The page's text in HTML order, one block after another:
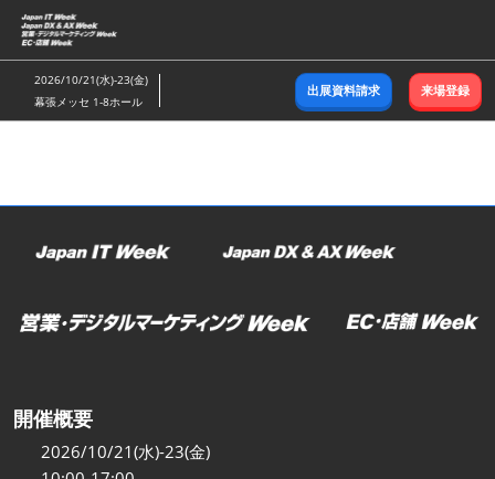
ス
キ
ッ
し
む
2026/10/21(水)-23(金)
幕張メッセ 1-8ホール
出展資料請求 来場登録
開催概要
2026/10/21(水)-23(金)